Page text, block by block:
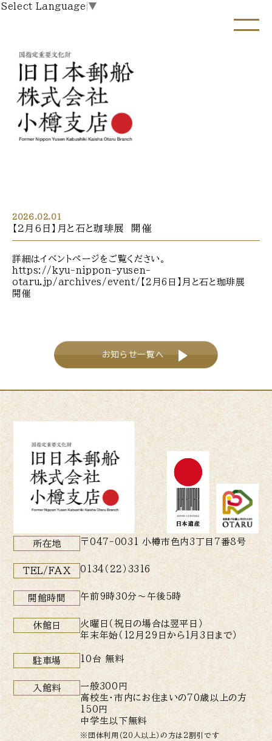
Select Language ▼
2026.02.01
【2月6日】月と石と珈琲展 開催
詳細はイベントページをご覧ください。
https://kyu-nippon-yusen-
otaru.jp/archives/event/ 【2月6日】月と石と珈琲展
開催
お知らせ一覧へ
所在地 〒047-0031 小樽市色内3丁目7番8号
TEL/FAX 0134（22）3316
開館時間 午前9時30分〜午後5時
休館日
火曜日（祝日の場合は翌平日）
年末年始（12月29日から1月3日まで）
駐車場 10台 無料
入館料
一般300円
高校生・市内にお住まいの70歳以上の方
150円
中学生以下無料
※団体利用（20人以上）の方は2割引です